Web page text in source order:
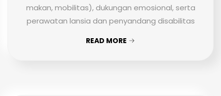
makan, mobilitas), dukungan emosional, serta
perawatan lansia dan penyandang disabilitas
READ MORE